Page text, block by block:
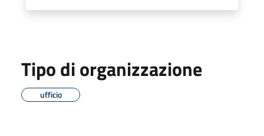
Tipo di organizzazione
ufficio